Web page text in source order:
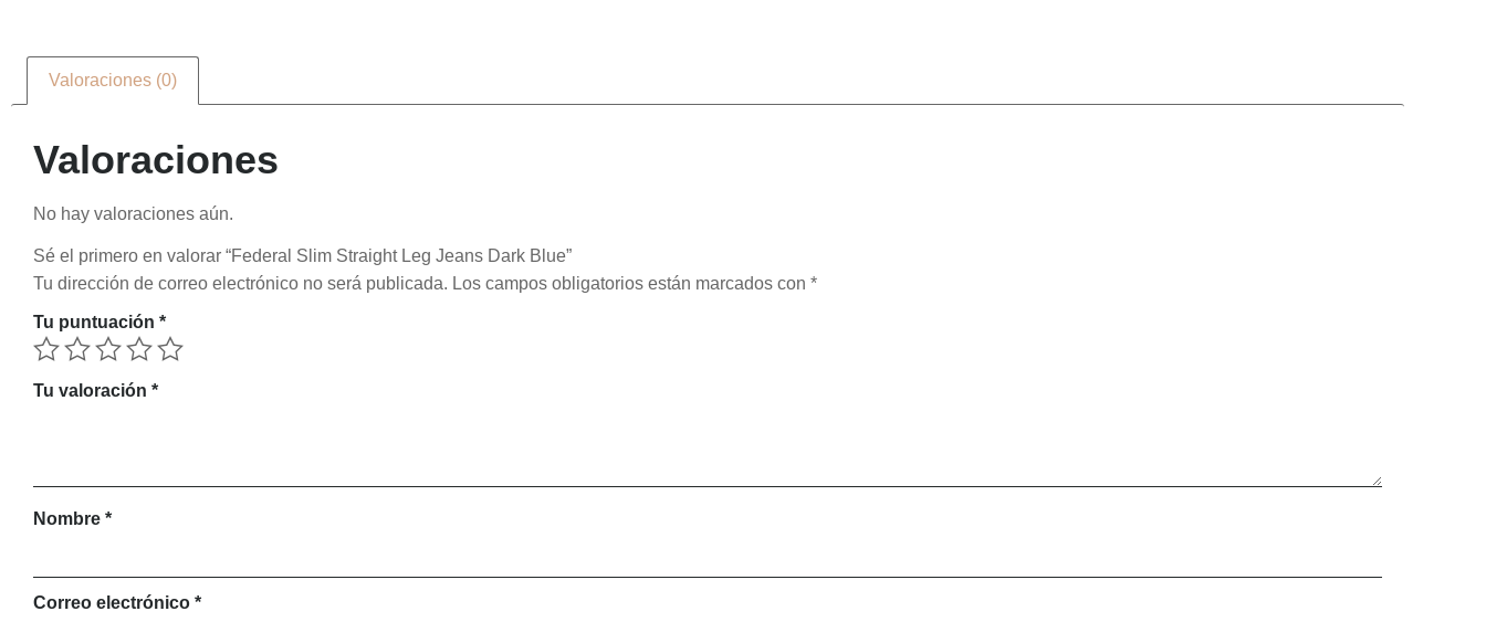
Valoraciones (0)
Valoraciones
No hay valoraciones aún.
Sé el primero en valorar “Federal Slim Straight Leg Jeans Dark Blue”
Tu dirección de correo electrónico no será publicada. Los campos obligatorios están marcados con *
Tu puntuación *
Tu valoración *
Nombre *
Correo electrónico *